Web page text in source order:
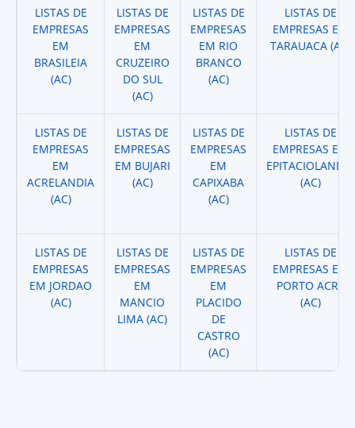
LISTAS DE
EMPRESAS
EM
BRASILEIA
(AC)
LISTAS DE
EMPRESAS
EM
CRUZEIRO
DO SUL
(AC)
LISTAS DE
EMPRESAS
EM RIO
BRANCO
(AC)
LISTAS DE
EMPRESAS EM
TARAUACA (AC)
LISTAS DE
EMPRESAS
EM
ACRELANDIA
(AC)
LISTAS DE
EMPRESAS
EM BUJARI
(AC)
LISTAS DE
EMPRESAS
EM
CAPIXABA
(AC)
LISTAS DE
EMPRESAS EM
EPITACIOLANDIA
(AC)
LISTAS DE
EMPRESAS
EM JORDAO
(AC)
LISTAS DE
EMPRESAS
EM
MANCIO
LIMA (AC)
LISTAS DE
EMPRESAS
EM
PLACIDO
DE
CASTRO
(AC)
LISTAS DE
EMPRESAS EM
PORTO ACRE
(AC)